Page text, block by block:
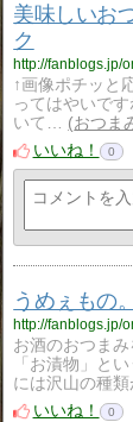
美味しいお
ク
http://fanblogs.jp/
↑画像ポチッと
ってはやいで
いて…
おつま
いいね！
0
うめぇもの。
http://fanblogs.jp/
お酒のおつま
「お漬物」と
には沢山の種
いいね！
0